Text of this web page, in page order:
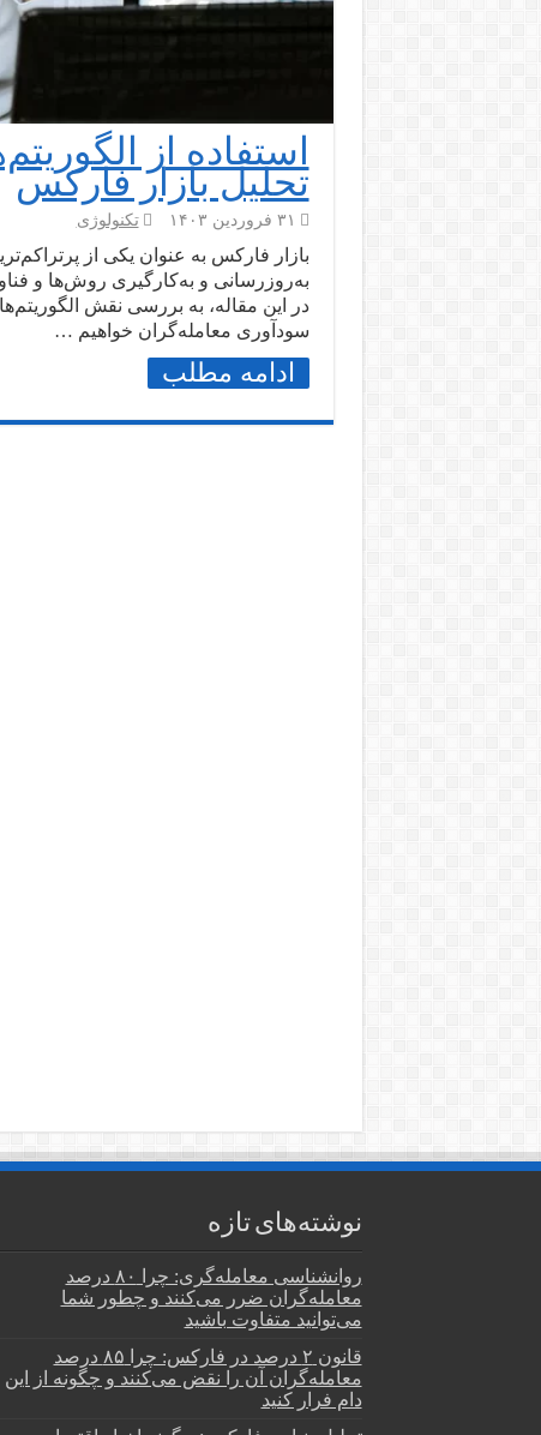
استفاده از
تحلیل بازار فارکس
۳۱ فروردین ۱۴۰۳ تکنولوژی
بازار فارکس به عنوان یکی از
به‌روزرسانی و به‌کارگیری روش‌ها و
در این مقاله، به بررسی نقش
سودآوری معامله‌گران خواهیم …
ادامه مطلب
نوشته‌های تازه
روانشناسی معامله‌گری: چرا ۸۰ درصد
معامله‌گران ضرر می‌کنند و چطور شما
می‌توانید متفاوت باشید
قانون ۲ درصد در فارکس: چرا ۸۵ درصد
معامله‌گران آن را نقض می‌کنند و چگونه از این
دام فرار کنید